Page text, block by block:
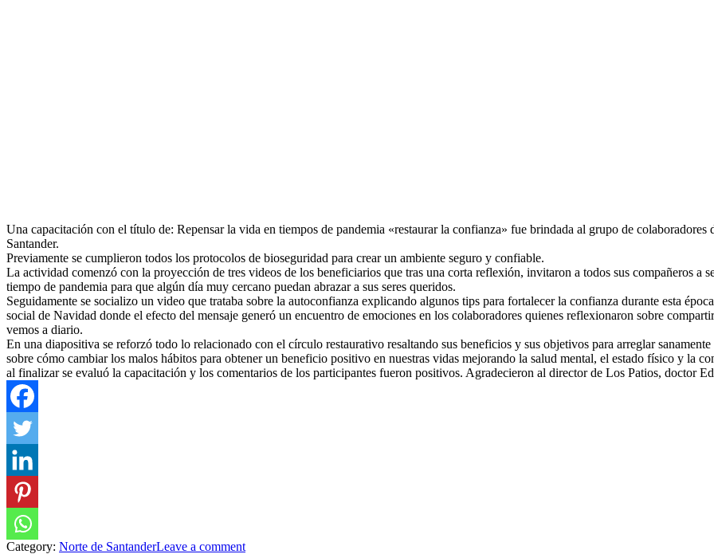
Una capacitación con el título de: Repensar la vida en tiempos de pandemia «restaurar la confianza» fue brindada al grupo de
Santander.
Previamente se cumplieron todos los protocolos de bioseguridad para crear un ambiente seguro y confiable.
La actividad comenzó con la proyección de tres videos de los beneficiarios que tras una corta reflexión, invitaron a todos sus compañeros a
tiempo de pandemia para que algún día muy cercano puedan abrazar a sus seres queridos.
Seguidamente se socializo un video que trataba sobre la autoconfianza explicando algunos tips para fortalecer la confianza durante esta
social de Navidad donde el efecto del mensaje generó un encuentro de emociones en los colaboradores quienes reflexionaron sobre
vemos a diario.
En una diapositiva se reforzó todo lo relacionado con el círculo restaurativo resaltando sus beneficios y sus objetivos para arreglar
sobre cómo cambiar los malos hábitos para obtener un beneficio positivo en nuestras vidas mejorando la salud mental, el estado físico y la
al finalizar se evaluó la capacitación y los comentarios de los participantes fueron positivos. Agradecieron al director de Los Patios, doctor
Category: Norte de SantanderLeave a comment